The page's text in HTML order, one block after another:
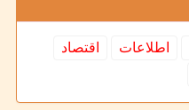
اطلاعات
اقتصاد